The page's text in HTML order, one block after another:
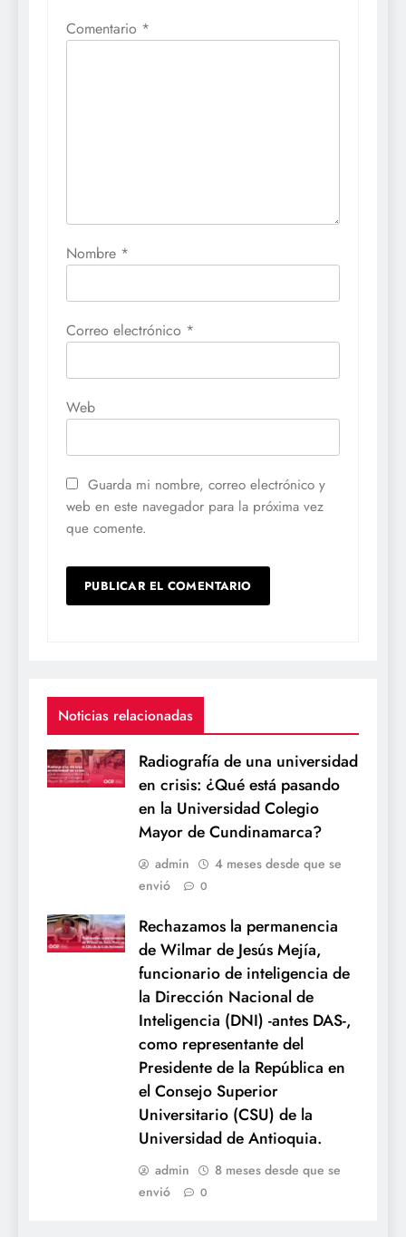
Comentario *
Nombre *
Correo electrónico *
Web
Guarda mi nombre, correo electrónico y
web en este navegador para la próxima vez
que comente.
Noticias relacionadas
Radiografía de una universidad
en crisis: ¿Qué está pasando
en la Universidad Colegio
Mayor de Cundinamarca?
admin
4 meses desde que se
envió
0
Rechazamos la permanencia
de Wilmar de Jesús Mejía,
funcionario de inteligencia de
la Dirección Nacional de
Inteligencia (DNI) -antes DAS-,
como representante del
Presidente de la República en
el Consejo Superior
Universitario (CSU) de la
Universidad de Antioquia.
admin
8 meses desde que se
envió
0